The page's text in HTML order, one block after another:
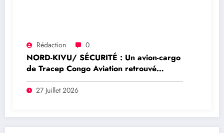
Rédaction 0
NORD-KIVU/ SÉCURITÉ : Un avion-cargo
de Tracep Congo Aviation retrouvé
écrasé à Walikale, un survivant est sorti
de l’appareil
27 Juillet 2026